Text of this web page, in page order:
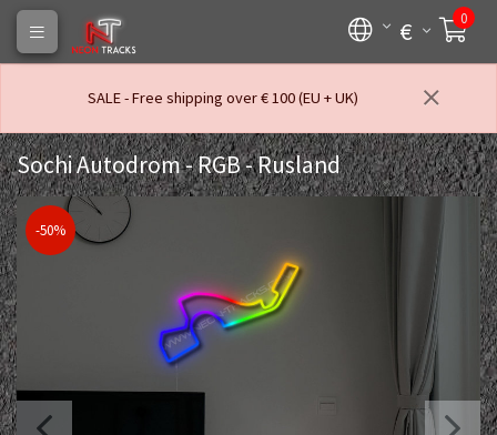
€ 0
SALE - Free shipping over € 100 (EU + UK)
Sochi Autodrom - RGB - Rusland
-50%